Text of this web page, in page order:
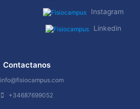
Instagram
Linkedin
Contactanos
info@fisiocampus.com
+34687699052